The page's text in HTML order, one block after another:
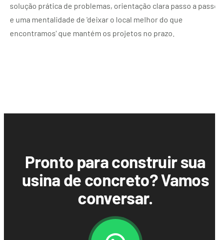
solução prática de problemas, orientação clara passo a passo
e uma mentalidade de 'deixar o local melhor do que
encontramos' que mantém os projetos no prazo.
Pronto para construir sua
usina de concreto? Vamos
conversar.